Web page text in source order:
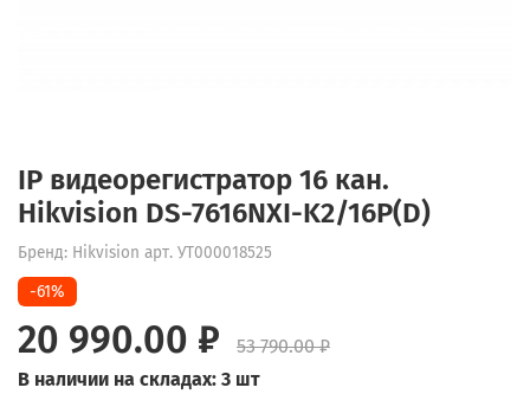
IP видеорегистратор 16 кан.
Hikvision DS-7616NXI-K2/16P(D)
Бренд: Hikvision арт. УТ000018525
-61%
20 990.00 ₽
53 790.00 ₽
В наличии на складах: 3 шт